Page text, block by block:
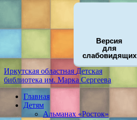
Версия
для
слабовидящих
Иркутская областная Детская
библиотека им. Марка Сергеева
Главная
Детям
Альманах «Росток»